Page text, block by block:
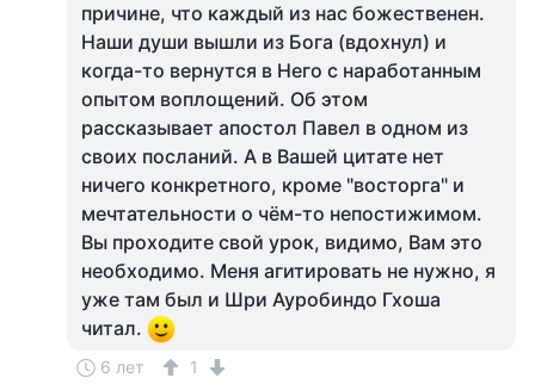
причине, что каждый из нас божественен.
Наши души вышли из Бога (вдохнул) и
когда-то вернутся в Него с наработанным
опытом воплощений. Об этом
рассказывает апостол Павел в одном из
своих посланий. А в Вашей цитате нет
ничего конкретного, кроме "восторга" и
мечтательности о чём-то непостижимом.
Вы проходите свой урок, видимо, Вам это
необходимо. Меня агитировать не нужно, я
уже там был и Шри Ауробиндо Гхоша
читал.
6 лет 1